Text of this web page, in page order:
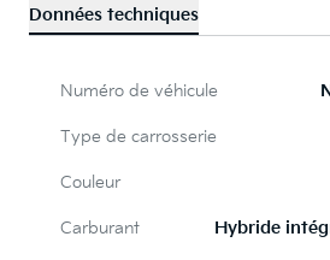
Données techniques
Numéro de véhicule
Type de carrosserie
Couleur
Carburant Hybride